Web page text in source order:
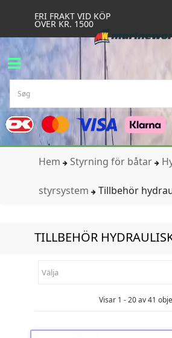
FRI FRAKT VID KÖP
ÖVER KR. 1500
Hem Styrning för båtar
styrsystem Tillbehör
TILLBEHÖR
Välja
Visar 1 - 20 av 41